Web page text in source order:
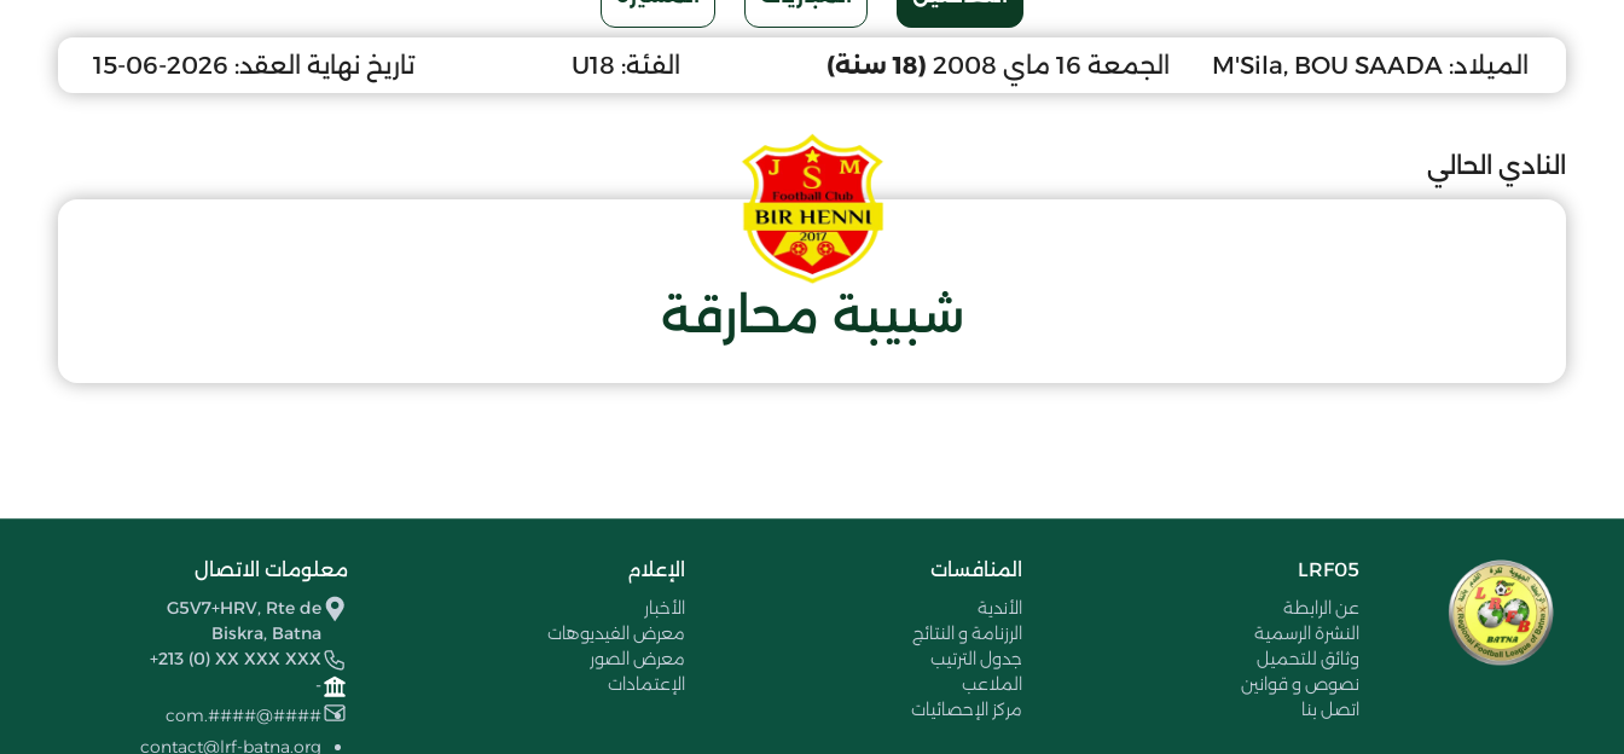
الميلاد: M'Sila, BOU SAADA الجمعة 16 ماي 2008 (18 سنة) الفئة: U18 تاريخ نهاية العقد: 2026-06-15
النادي الحالي
شبيبة محارقة
LRF05
عن الرابطة
النشرة الرسمية
وثائق للتحميل
نصوص و قوانين
اتصل بنا
المنافسات
الأندية
الرزنامة و النتائج
جدول الترتيب
الملاعب
مركز الإحصائيات
الإعلام
الأخبار
معرض الفيديوهات
معرض الصور
الإعتمادات
معلومات الاتصال
G5V7+HRV, Rte de
Biskra, Batna
+213 (0) XX XXX XXX
-
####@####.com
contact@lrf-batna.org